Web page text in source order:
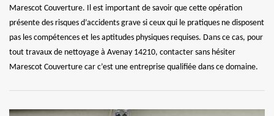
Marescot Couverture. Il est important de savoir que cette opération
présente des risques d’accidents grave si ceux qui le pratiques ne disposent
pas les compétences et les aptitudes physiques requises. Dans ce cas, pour
tout travaux de nettoyage à Avenay 14210, contacter sans hésiter
Marescot Couverture car c’est une entreprise qualifiée dans ce domaine.